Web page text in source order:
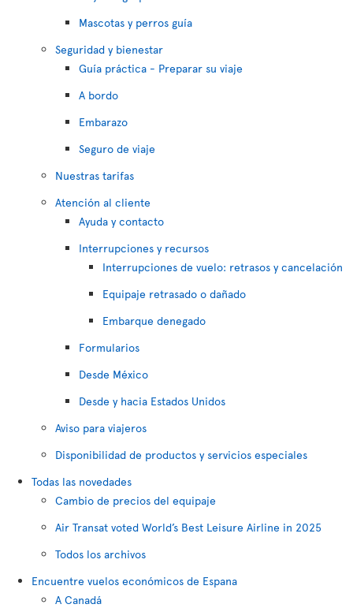
Mascotas y perros guía
Seguridad y bienestar
Guía práctica - Preparar su viaje
A bordo
Embarazo
Seguro de viaje
Nuestras tarifas
Atención al cliente
Ayuda y contacto
Interrupciones y recursos
Interrupciones de vuelo: retrasos y cancelación
Equipaje retrasado o dañado
Embarque denegado
Formularios
Desde México
Desde y hacia Estados Unidos
Aviso para viajeros
Disponibilidad de productos y servicios especiales
Todas las novedades
Cambio de precios del equipaje
Air Transat voted World’s Best Leisure Airline in 2025
Todos los archivos
Encuentre vuelos económicos de Espana
A Canadá